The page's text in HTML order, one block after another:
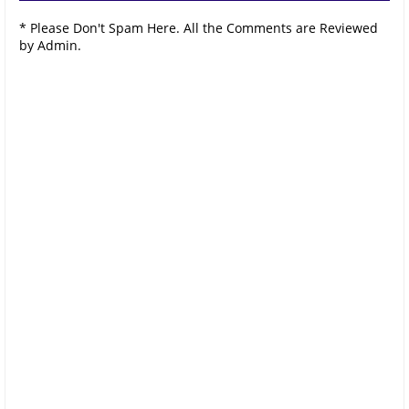
* Please Don't Spam Here. All the Comments are Reviewed
by Admin.